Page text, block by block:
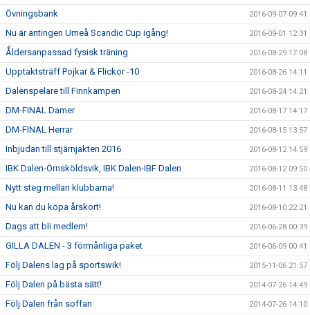
Övningsbank 2016-09-07 09:41
Nu är äntingen Umeå Scandic Cup igång! 2016-09-01 12:31
Åldersanpassad fysisk träning 2016-08-29 17:08
Upptaktsträff Pojkar & Flickor -10 2016-08-26 14:11
Dalenspelare till Finnkampen 2016-08-24 14:21
DM-FINAL Damer 2016-08-17 14:17
DM-FINAL Herrar 2016-08-15 13:57
Inbjudan till stjärnjakten 2016 2016-08-12 14:59
IBK Dalen-Örnsköldsvik, IBK Dalen-IBF Dalen 2016-08-12 09:50
Nytt steg mellan klubbarna! 2016-08-11 13:48
Nu kan du köpa årskort! 2016-08-10 22:21
Dags att bli medlem! 2016-06-28 00:39
GILLA DALEN - 3 förmånliga paket 2016-06-09 00:41
Följ Dalens lag på sportswik! 2015-11-06 21:57
Följ Dalen på bästa sätt! 2014-07-26 14:49
Följ Dalen från soffan 2014-07-26 14:10